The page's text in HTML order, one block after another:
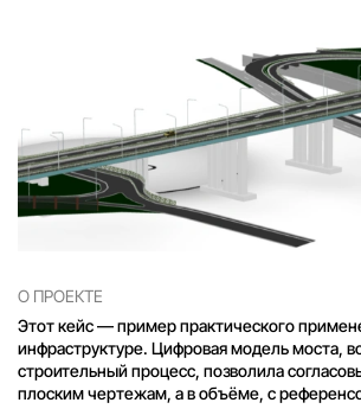
О ПРОЕКТЕ
Этот кейс — пример практического
инфраструктуре. Цифровая модель моста,
строительный процесс, позволила
плоским чертежам, а в объёме, с